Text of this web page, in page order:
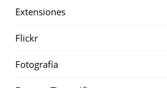
Extensiones
Flickr
Fotografía